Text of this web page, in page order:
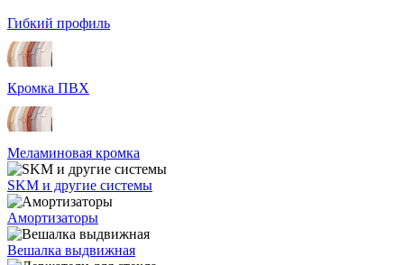
Гибкий профиль
Кромка ПВХ
Меламиновая кромка
SKM и другие системы
Амортизаторы
Вешалка выдвижная